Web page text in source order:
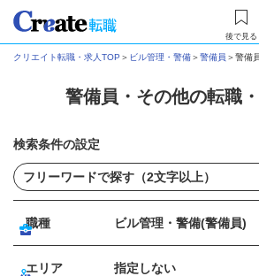
後で見る
クリエイト転職・求人TOP ＞ ビル管理・警備＞警備員 ＞警備
警備員・その他の転職
検索条件の設定
職種 ビル管理・警備(警備員)
エリア 指定しない